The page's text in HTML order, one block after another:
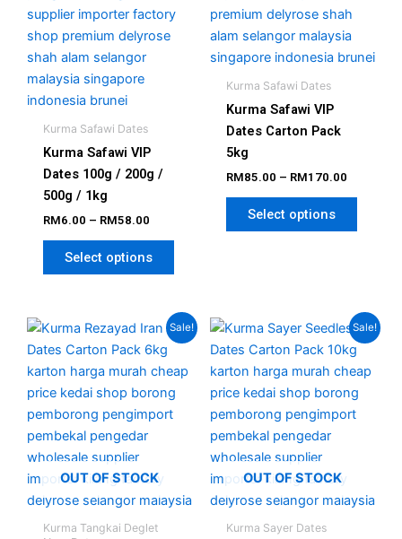
Kurma Safawi Dates
Kurma Safawi VIP
Dates 100g / 200g /
500g / 1kg
RM6.00 – RM58.00
Select options
on
product
Kurma Safawi Dates
Kurma Safawi VIP
Dates Carton Pack
5kg
RM85.00 – RM170.00
Select options
Sale!
OUT OF STOCK
Kurma Tangkai Deglet
Original
price
was:
RM130.00.
Current
price
is:
RM96.00.
Sale!
OUT OF STOCK
Kurma Sayer Dates
Original
price
was:
RM150.00.
Current
price
is: